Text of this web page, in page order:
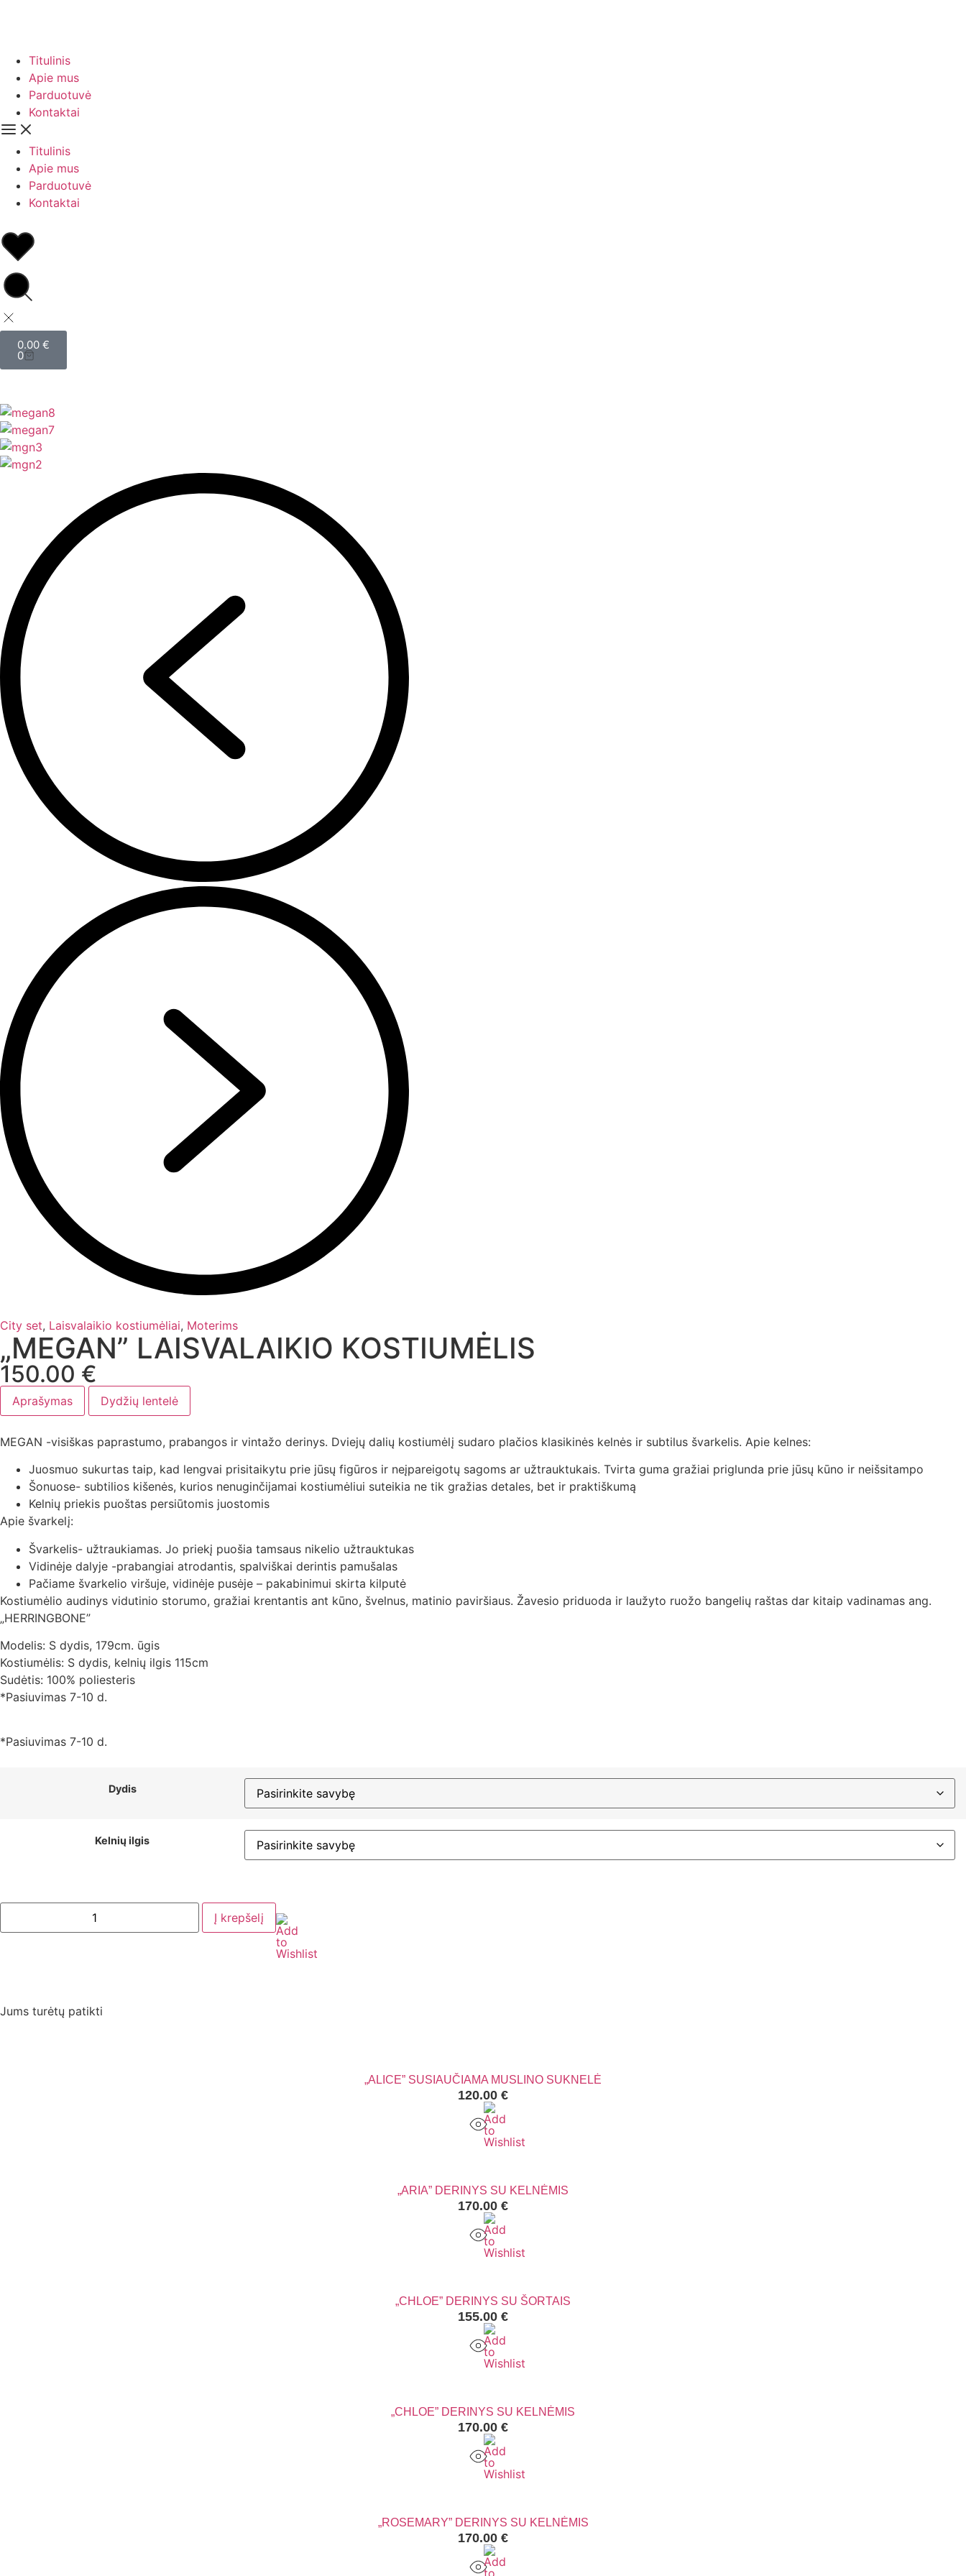
Titulinis
Apie mus
Parduotuvė
Kontaktai
Titulinis
Apie mus
Parduotuvė
Kontaktai
0.00 €
0
City set, Laisvalaikio kostiumėliai, Moterims
„MEGAN” LAISVALAIKIO KOSTIUMĖLIS
150.00 €
Aprašymas Dydžių lentelė
MEGAN -visiškas paprastumo, prabangos ir vintažo derinys. Dviejų dalių kostiumėlį sudaro plačios klasikinės kelnės ir subtilus švarkelis. Apie kelnes:
Juosmuo sukurtas taip, kad lengvai prisitaikytu prie jūsų figūros ir neįpareigotų sagoms ar užtrauktukais. Tvirta guma gražiai priglunda prie jūsų kūno ir neišsitampo
Šonuose- subtilios kišenės, kurios nenuginčijamai kostiumėliui suteikia ne tik gražias detales, bet ir praktiškumą
Kelnių priekis puoštas persiūtomis juostomis
Apie švarkelį:
Švarkelis- užtraukiamas. Jo priekį puošia tamsaus nikelio užtrauktukas
Vidinėje dalyje -prabangiai atrodantis, spalviškai derintis pamušalas
Pačiame švarkelio viršuje, vidinėje pusėje – pakabinimui skirta kilputė
Kostiumėlio audinys vidutinio storumo, gražiai krentantis ant kūno, švelnus, matinio paviršiaus. Žavesio priduoda ir laužyto ruožo bangelių raštas dar kitaip vadinamas ang.
„HERRINGBONE”
Modelis: S dydis, 179cm. ūgis
Kostiumėlis: S dydis, kelnių ilgis 115cm
Sudėtis: 100% poliesteris
*Pasiuvimas 7-10 d.
*Pasiuvimas 7-10 d.
Dydis
Kelnių ilgis
Į krepšelį
Jums turėtų patikti
„ALICE” SUSIAUČIAMA MUSLINO SUKNELĖ
120.00 €
„ARIA” DERINYS SU KELNĖMIS
170.00 €
„CHLOE” DERINYS SU ŠORTAIS
155.00 €
„CHLOE” DERINYS SU KELNĖMIS
170.00 €
„ROSEMARY” DERINYS SU KELNĖMIS
170.00 €